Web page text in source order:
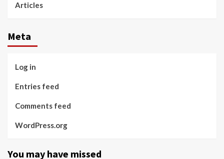
Articles
Meta
Log in
Entries feed
Comments feed
WordPress.org
You may have missed